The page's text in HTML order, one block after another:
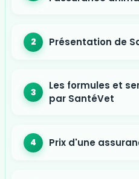
Présentation de
Les formules et
par SantéVet
Prix d'une